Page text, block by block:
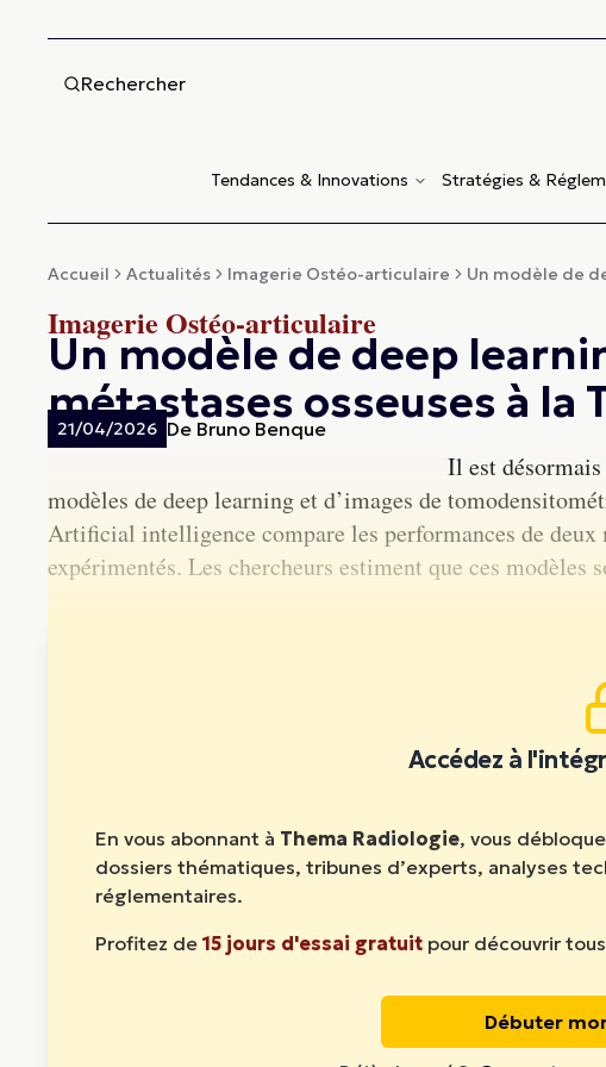
Rechercher
Tendances & Innovations Stratégies &
Accueil Actualités Imagerie Ostéo-articulaire Un modèle de
Imagerie Ostéo-articulaire
Un modèle de deep
métastases osseuses à la
21/04/2026 De Bruno Benque
Il est désormais
modèles de deep learning et d’images de
Artificial intelligence compare les performances de
expérimentés. Les chercheurs estiment que ces modèles
Accédez à
En vous abonnant à Thema Radiologie, vous
dossiers thématiques, tribunes d’experts, analyses
réglementaires.
Profitez de 15 jours d'essai gratuit pour découvrir
Débuter